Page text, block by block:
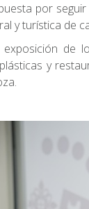
por
y turística de
de
y